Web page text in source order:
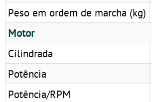
Peso em ordem de marcha (kg)
Motor
Cilindrada
Potência
Potência/RPM